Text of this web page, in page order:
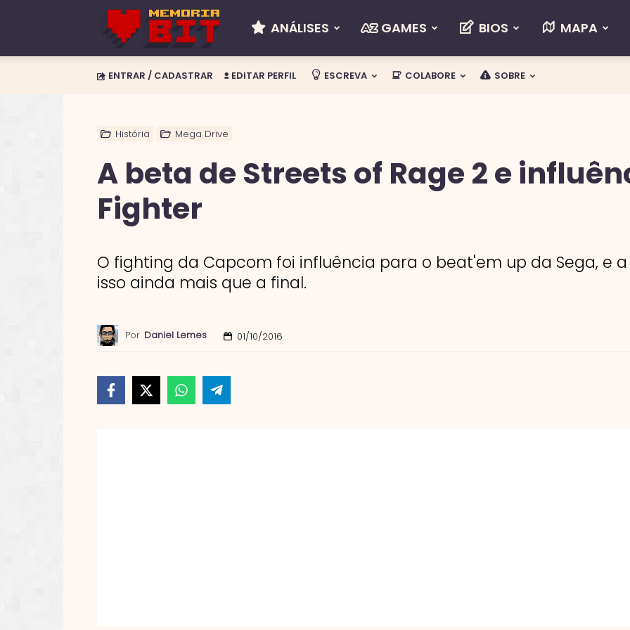
Memória
BIT
ANÁLISES GAMES BIOS MAPA
ENTRAR / CADASTRAR EDITAR PERFIL ESCREVA COLABORE SOBRE
História Mega Drive
A beta de Streets of Rage 2 e
Fighter
O fighting da Capcom foi influência para o beat'em up da Sega, e
isso ainda mais que a final.
Por Daniel Lemes 01/10/2016